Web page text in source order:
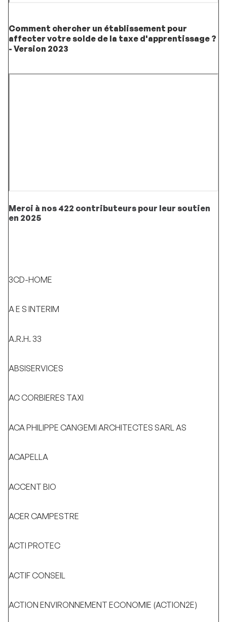
Comment chercher un établissement pour
affecter votre solde de la taxe d'apprentissage ?
- Version 2023
Merci à nos 422 contributeurs pour leur soutien
en 2025
3CD-HOME
A E S INTERIM
A.R.H. 33
ABSISERVICES
AC CORBIERES TAXI
ACA PHILIPPE CANGEMI ARCHITECTES SARL AS
ACAPELLA
ACCENT BIO
ACER CAMPESTRE
ACTI PROTEC
ACTIF CONSEIL
ACTION ENVIRONNEMENT ECONOMIE (ACTION2E)